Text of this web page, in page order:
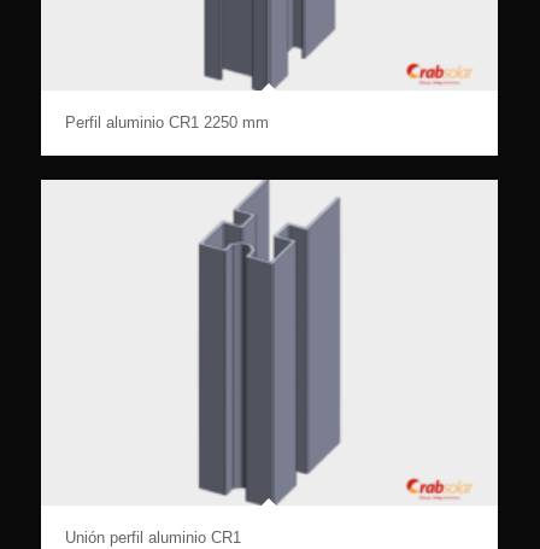
Perfil aluminio CR1 2250 mm
Unión perfil aluminio CR1